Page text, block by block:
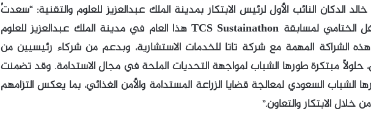
الدكان النائب الأول لرئيس الابتكار بمدينة الملك عبدالعزيز للعلوم والتقنية: “سعدتُ
باستضافة وإطلاق الحفل الختامي لمسابقة TCS Sustainathon هذا العام في مدينة الملك عبدالعزيز للعلوم
الشراكة المهمة مع شركة تاتا للخدمات الاستشارية، وبدعم من شركاء رئيسيين من
حلولاً مبتكرة طورها الشباب لمواجهة التحديات الملحة في مجال الاستدامة. وقد تضمنت
الشباب السعودي لمعالجة قضايا الزراعة المستدامة والأمن الغذائي، بما يعكس التزامهم
خلال الابتكار والتعاون.”